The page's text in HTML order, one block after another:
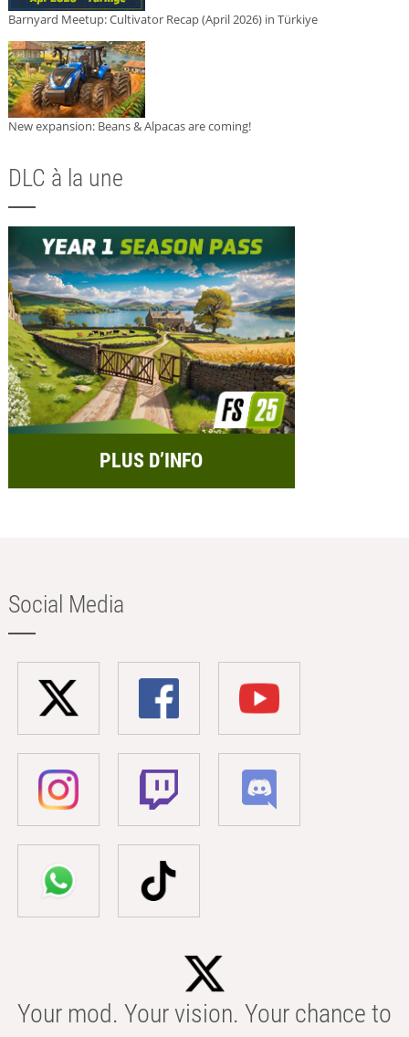
Barnyard Meetup: Cultivator Recap (April 2026) in Türkiye
New expansion: Beans & Alpacas are coming!
DLC à la une
PLUS D’INFO
Social Media
Your mod. Your vision. Your chance to